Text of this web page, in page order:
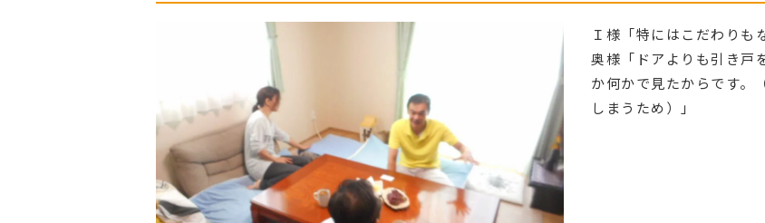
Ｉ様「特にはこだわりも
奥様「ドアよりも引き戸
か何かで見たからです。
しまうため）」